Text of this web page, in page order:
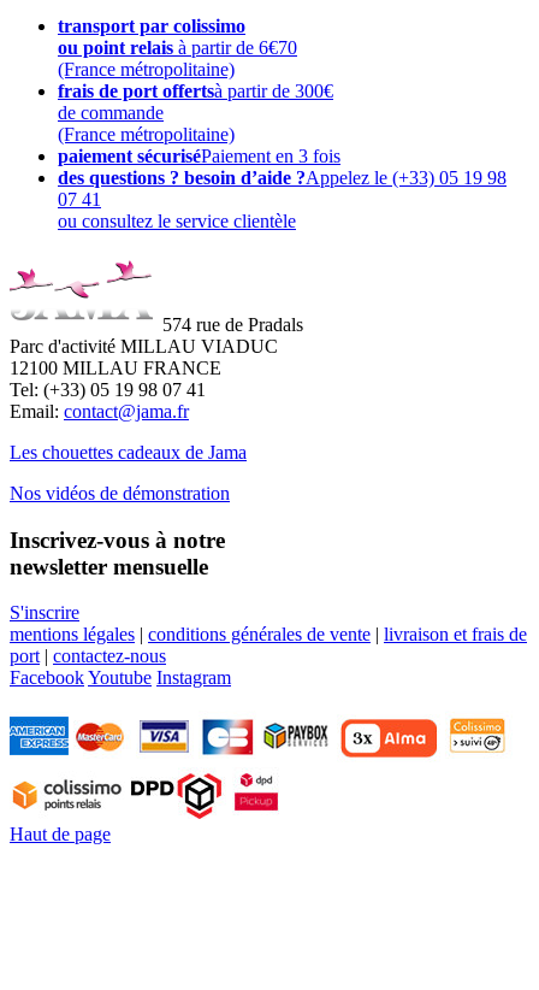
transport par colissimo
ou point relais à partir de 6€70
(France métropolitaine)
frais de port offertsà partir de 300€
de commande
(France métropolitaine)
paiement sécuriséPaiement en 3 fois
des questions ? besoin d’aide ?Appelez le (+33) 05 19 98
07 41
ou consultez le service clientèle
574 rue de Pradals
Parc d'activité MILLAU VIADUC
12100 MILLAU FRANCE
Tel: (+33) 05 19 98 07 41
Email: contact@jama.fr
Les chouettes cadeaux de Jama
Nos vidéos de démonstration
Inscrivez-vous à notre
newsletter mensuelle
S'inscrire
mentions légales | conditions générales de vente | livraison et frais de
port| contactez-nous
FacebookYoutube Instagram
Haut de page